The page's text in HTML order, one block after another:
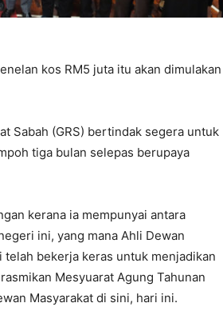
kos RM5 juta itu akan dimulakan
Sabah (GRS) bertindak segera untuk
tiga bulan selepas berupaya
kerana ia mempunyai antara
ini, yang mana Ahli Dewan
bekerja keras untuk menjadikan
Mesyuarat Agung Tahunan
Masyarakat di sini, hari ini.